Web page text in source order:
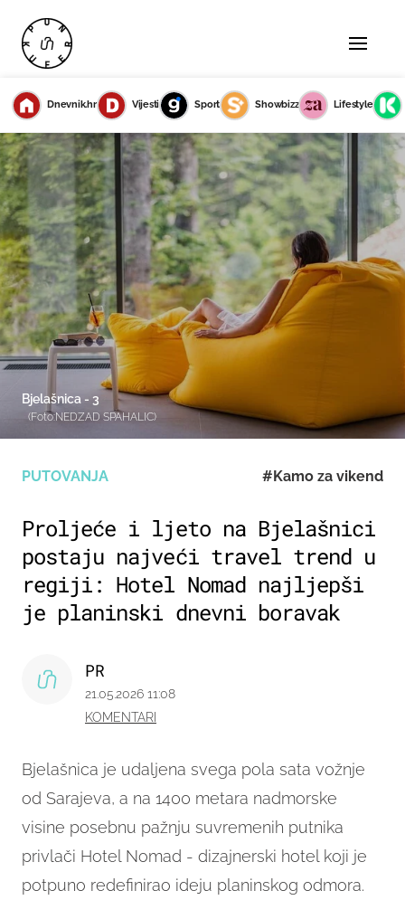
Dnevnik.hr Vijesti Sport Showbizz Lifestyle
PUTOVANJA #Kamo za vikend
Proljeće i ljeto na Bjelašnici
postaju najveći travel trend u
regiji: Hotel Nomad najljepši
je planinski dnevni boravak
Bjelašnica je udaljena svega pola sata vožnje
od Sarajeva, a na 1400 metara nadmorske
visine posebnu pažnju suvremenih putnika
privlači Hotel Nomad - dizajnerski hotel koji je
potpuno redefinirao ideju planinskog odmora.
PR
21.05.2026 11:08
KOMENTARI
Bjelašnica - 3
(Foto:NEDZAD SPAHALIC)